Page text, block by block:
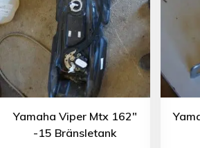
Yamaha Viper Mtx 162″
-15 Bränsletank